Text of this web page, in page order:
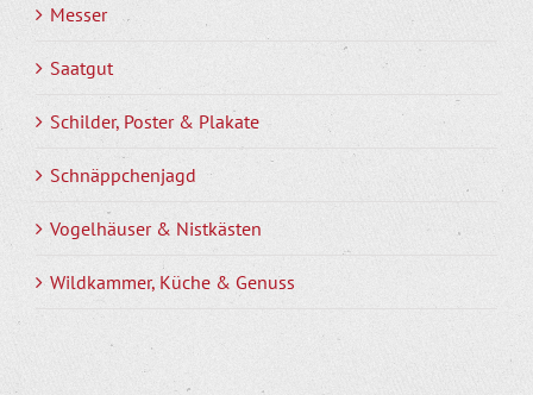
Messer
Saatgut
Schilder, Poster & Plakate
Schnäppchenjagd
Vogelhäuser & Nistkästen
Wildkammer, Küche & Genuss